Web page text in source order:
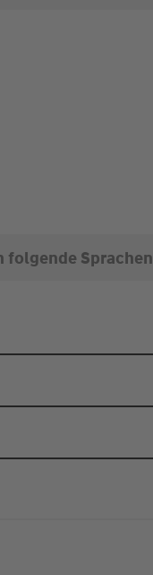
folgende Sprachen